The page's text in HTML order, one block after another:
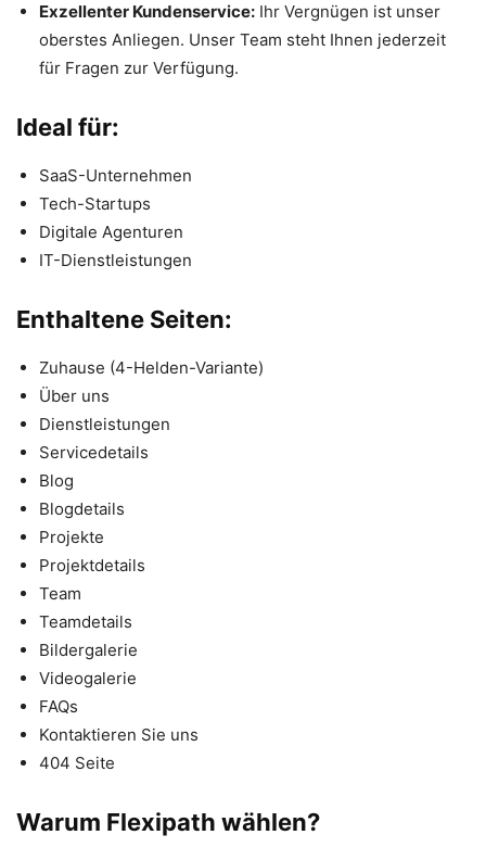
Exzellenter Kundenservice: Ihr Vergnügen ist unser
oberstes Anliegen. Unser Team steht Ihnen jederzeit
für Fragen zur Verfügung.
Ideal für:
SaaS-Unternehmen
Tech-Startups
Digitale Agenturen
IT-Dienstleistungen
Enthaltene Seiten:
Zuhause (4-Helden-Variante)
Über uns
Dienstleistungen
Servicedetails
Blog
Blogdetails
Projekte
Projektdetails
Team
Teamdetails
Bildergalerie
Videogalerie
FAQs
Kontaktieren Sie uns
404 Seite
Warum Flexipath wählen?